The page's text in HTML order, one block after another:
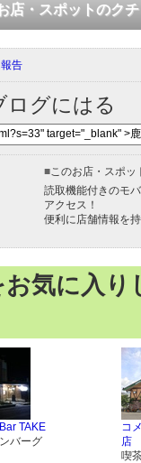
店・スポットのク
告
ログにはる
■ このお店・スポ
読取機能付きのモ
アクセス！
便利に店舗情報を
気に入
TAKE
バーグ
コ
店
喫